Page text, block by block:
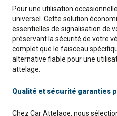
Pour une utilisation
universel. Cette solution
essentielles de signalisation de
préservant la sécurité de votre
complet que le faisceau
alternative fiable pour une
attelage.
Qualité et sécurité garanties
Chez Car Attelage, nous